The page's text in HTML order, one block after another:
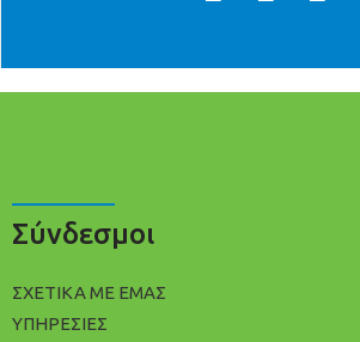
Σύνδεσμοι
ΣΧΕΤΙΚΑ ΜΕ ΕΜΑΣ
ΥΠΗΡΕΣΙΕΣ